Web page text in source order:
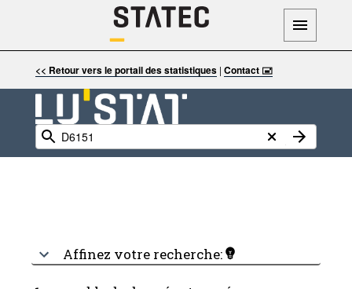
<< Retour vers le portail des statistiques| Contact 🖃
Affinez votre recherche: